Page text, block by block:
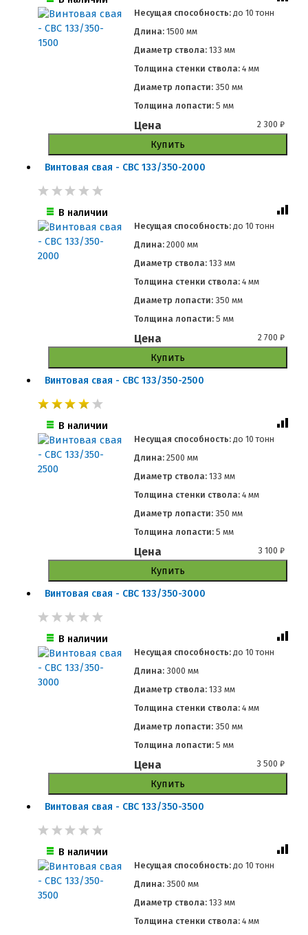
Несущая способность: до 10 тонн
Длина:1500 мм
Диаметр ствола:133 мм
Толщина стенки ствола:4 мм
Диаметр лопасти:350 мм
Толщина лопасти:5 мм
Цена 2 300₽
Купить
Винтовая свая - СВС 133/350-2000
В наличии
Несущая способность: до 10 тонн
Длина:2000 мм
Диаметр ствола:133 мм
Толщина стенки ствола:4 мм
Диаметр лопасти:350 мм
Толщина лопасти:5 мм
Цена 2 700₽
Купить
Винтовая свая - СВС 133/350-2500
В наличии
Несущая способность: до 10 тонн
Длина:2500 мм
Диаметр ствола:133 мм
Толщина стенки ствола:4 мм
Диаметр лопасти:350 мм
Толщина лопасти:5 мм
Цена 3 100₽
Купить
Винтовая свая - СВС 133/350-3000
В наличии
Несущая способность: до 10 тонн
Длина:3000 мм
Диаметр ствола:133 мм
Толщина стенки ствола:4 мм
Диаметр лопасти:350 мм
Толщина лопасти:5 мм
Цена 3 500₽
Купить
Винтовая свая - СВС 133/350-3500
В наличии
Несущая способность: до 10 тонн
Длина:3500 мм
Диаметр ствола:133 мм
Толщина стенки ствола:4 мм